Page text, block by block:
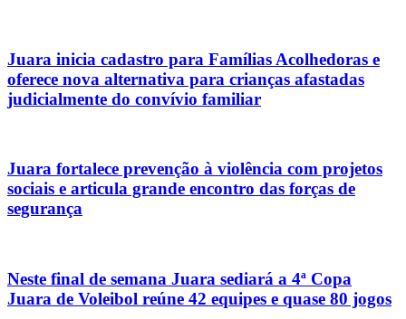
Juara inicia cadastro para Famílias Acolhedoras e
oferece nova alternativa para crianças afastadas
judicialmente do convívio familiar
Juara fortalece prevenção à violência com projetos
sociais e articula grande encontro das forças de
segurança
Neste final de semana Juara sediará a 4ª Copa
Juara de Voleibol reúne 42 equipes e quase 80 jogos